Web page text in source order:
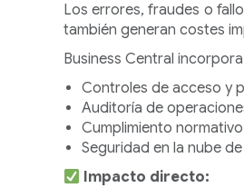
Los errores, fraudes o
también generan costes
Business Central
Controles de acceso y
Auditoría de
Cumplimiento
Seguridad en la nube
Impacto directo: